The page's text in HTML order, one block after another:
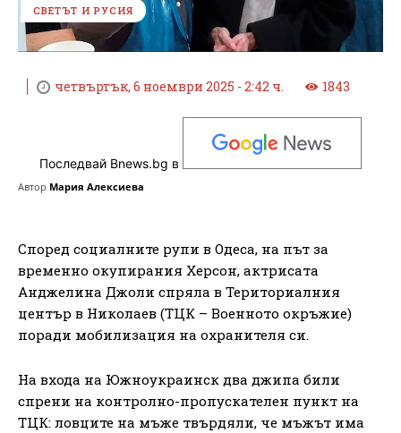
СВЕТЪТ И РУСИЯ
четвъртък, 6 ноември 2025 - 2:42 ч. 1843
Последвай Bnews.bg в
Автор Мария Алексиева
Според социалните рупи в Одеса, на път за
временно окупирания Херсон, актрисата
Анджелина Джоли спряла в Териториалния
център в Николаев (ТЦК – Военното окръжие)
поради мобилизация на охранителя си.
На входа на Южноукраинск два джипа били
спрени на контролно-пропускателен пункт на
ТЦК: ловците на мъже твърдяли, че мъжът има